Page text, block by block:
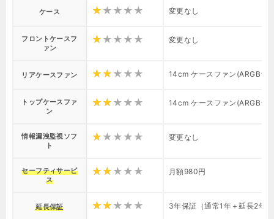
ケース 変更なし
フロントケースフ
ァン
変更なし
リアケースファン 14cm ケースファン(ARGBラ
トップケースファ
ン
14cm ケースファン(ARGBラ
情報漏洩監視ソフ
ト
変更なし
セーフティサービ
ス
月額980円
延長保証 3年保証（通常1年＋延長2年